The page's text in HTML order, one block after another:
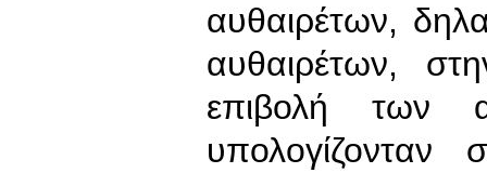
αυθαιρέτων,
αυθαιρέτων,
επιβολή των